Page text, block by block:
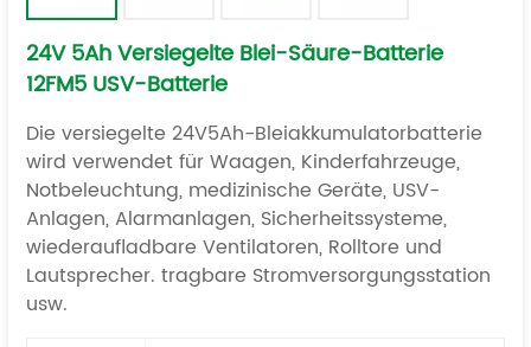
24V 5Ah Versiegelte Blei-Säure-Batterie
12FM5 USV-Batterie
Die versiegelte 24V5Ah-Bleiakkumulatorbatterie
wird verwendet für Waagen, Kinderfahrzeuge,
Notbeleuchtung, medizinische Geräte, USV-
Anlagen, Alarmanlagen, Sicherheitssysteme,
wiederaufladbare Ventilatoren, Rolltore und
Lautsprecher. tragbare Stromversorgungsstation
usw.